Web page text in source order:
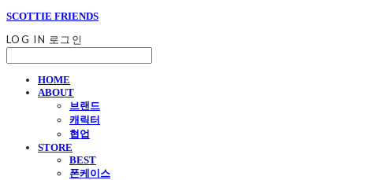
SCOTTIE FRIENDS
LOG IN 로그인
HOME
ABOUT
브랜드
캐릭터
협업
STORE
BEST
폰케이스